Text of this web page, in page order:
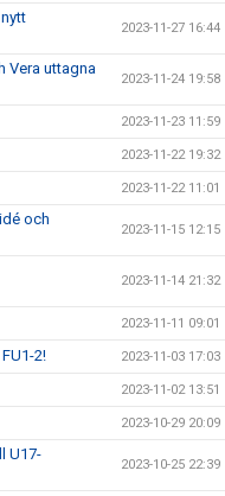
2023-11-27 16:44
Vera uttagna
2023-11-24 19:58
2023-11-23 11:59
2023-11-22 19:32
2023-11-22 11:01
och
2023-11-15 12:15
2023-11-14 21:32
2023-11-11 09:01
2! 2023-11-03 17:03
2023-11-02 13:51
2023-10-29 20:09
U17-
2023-10-25 22:39